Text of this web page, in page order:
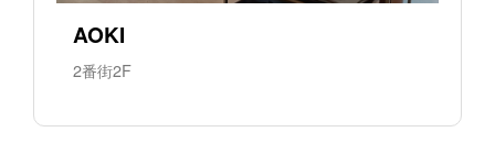
AOKI
2番街2F